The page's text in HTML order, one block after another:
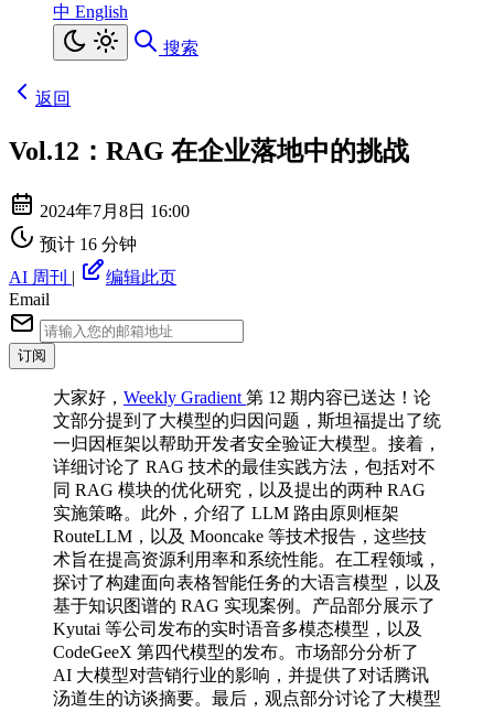
中 English
搜索
返回
Vol.12：RAG 在企业落地中的挑战
2024年7月8日 16:00
预计 16 分钟
AI 周刊 |
编辑此页
Email
订阅
⼤家好， Weekly Gradient 第 12 期内容已送达！论
文部分提到了大模型的归因问题，斯坦福提出了统
一归因框架以帮助开发者安全验证大模型。接着，
详细讨论了 RAG 技术的最佳实践方法，包括对不
同 RAG 模块的优化研究，以及提出的两种 RAG
实施策略。此外，介绍了 LLM 路由原则框架
RouteLLM，以及 Mooncake 等技术报告，这些技
术旨在提高资源利用率和系统性能。在工程领域，
探讨了构建面向表格智能任务的大语言模型，以及
基于知识图谱的 RAG 实现案例。产品部分展示了
Kyutai 等公司发布的实时语音多模态模型，以及
CodeGeeX 第四代模型的发布。市场部分分析了
AI 大模型对营销行业的影响，并提供了对话腾讯
汤道生的访谈摘要。最后，观点部分讨论了大模型